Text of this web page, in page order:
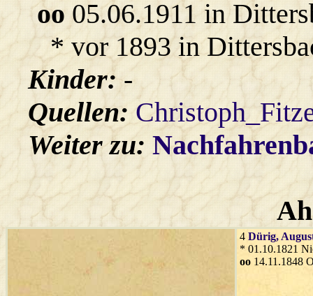
oo 05.06.1911 in
* vor 1893 in
Kinder:-
Quellen:
Weiter zu:
4 Dürig,
* 01.10.1821
oo 14.11.1848